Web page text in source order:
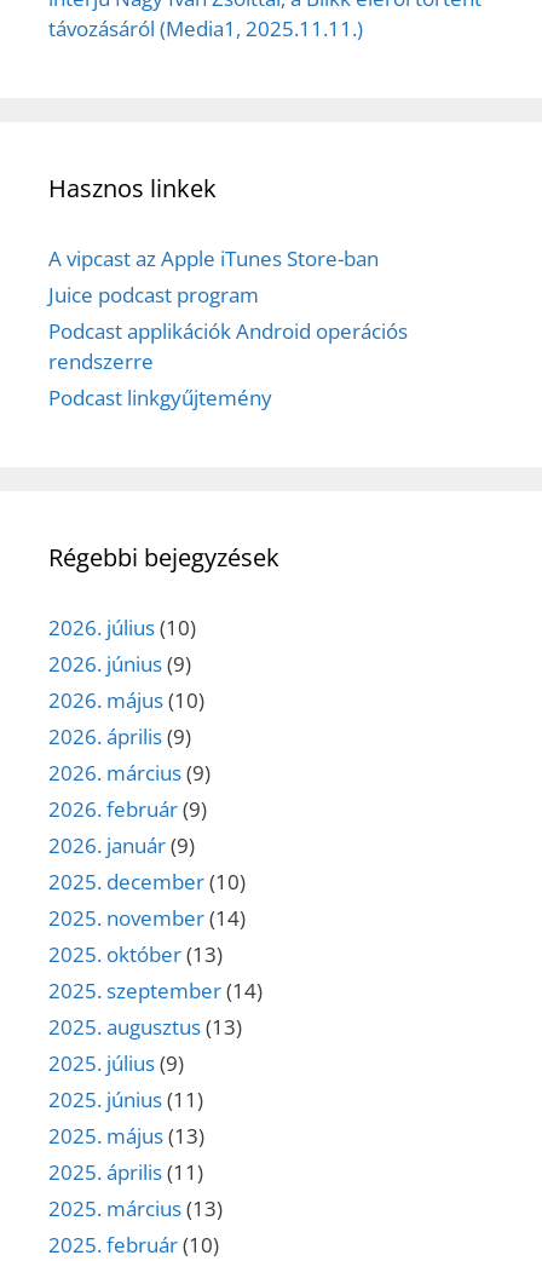
távozásáról (Media1, 2025.11.11.)
Hasznos linkek
A vipcast az Apple iTunes Store-ban
Juice podcast program
Podcast applikációk Android operációs
rendszerre
Podcast linkgyűjtemény
Régebbi bejegyzések
2026. július(10)
2026. június(9)
2026. május(10)
2026. április(9)
2026. március(9)
2026. február(9)
2026. január(9)
2025. december(10)
2025. november(14)
2025. október(13)
2025. szeptember(14)
2025. augusztus(13)
2025. július(9)
2025. június(11)
2025. május(13)
2025. április(11)
2025. március(13)
2025. február(10)